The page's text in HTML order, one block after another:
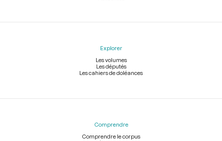
Explorer
Les volumes
Les députés
Les cahiers de doléances
Comprendre
Comprendre le corpus